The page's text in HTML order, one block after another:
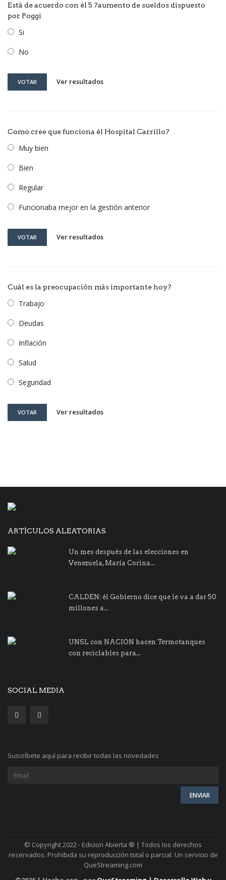
Está de acuerdo con él 5 ?aumento de sueldos dispuesto
por Poggi
Si
No
VOTAR Ver resultados
Como cree que funciona él Hospital Carrillo?
Muy bien
Bien
Regular
Funcionaba mejor en la gestión anterior
VOTAR Ver resultados
Cuál es la preocupación más importante hoy?
Trabajo
Deudas
Inflación
Salud
Seguridad
VOTAR Ver resultados
ARTÍCULOS ALEATORIAS
Un mes después de las elecciones en
Venezuela, María Corina...
CALDEN: él Gobierno dice que le va a dar 50
millones a...
UNSL con NACION hacen Termotanques
con reciclables para...
SOCIAL MEDIA
Suscríbete aquí para recibir todas las novedades
© Copyright 2022 - Edicion Abierta ® | Todos los derechos
reservados. Prohibida su reproducción total o parcial. Un servicio de
QueStreaming.com